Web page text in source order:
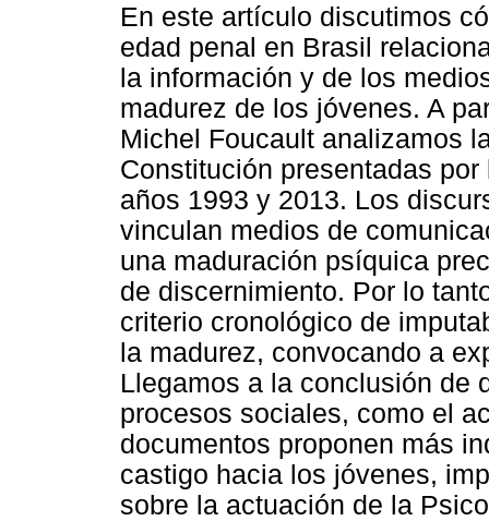
En este artículo discutimos
edad penal en Brasil
la información y de los
madurez de los jóvenes. A
Michel Foucault analizamos
Constitución presentadas
años 1993 y 2013. Los
vinculan medios de
una maduración psíquica
de discernimiento. Por lo
criterio cronológico de
la madurez, convocando a
Llegamos a la conclusión de
procesos sociales, como el
documentos proponen más
castigo hacia los jóvenes,
sobre la actuación de la